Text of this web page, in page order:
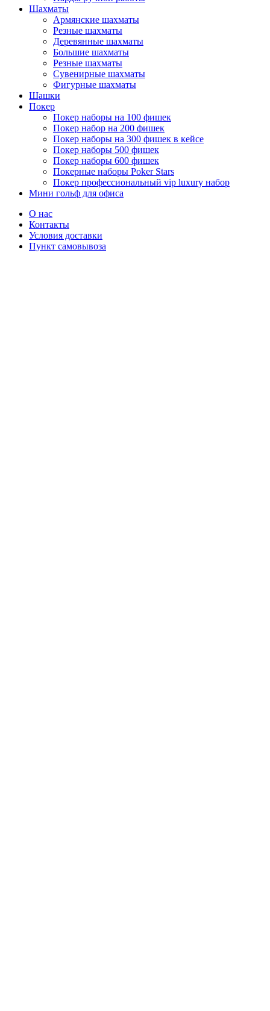
Шахматы
Армянские шахматы
Резные шахматы
Деревянные шахматы
Большие шахматы
Резные шахматы
Сувенирные шахматы
Фигурные шахматы
Шашки
Покер
Покер наборы на 100 фишек
Покер набор на 200 фишек
Покер наборы на 300 фишек в кейсе
Покер наборы 500 фишек
Покер наборы 600 фишек
Покерные наборы Poker Stars
Покер профессиональный vip luxury набор
Мини гольф для офиса
О нас
Контакты
Условия доставки
Пункт самовывоза